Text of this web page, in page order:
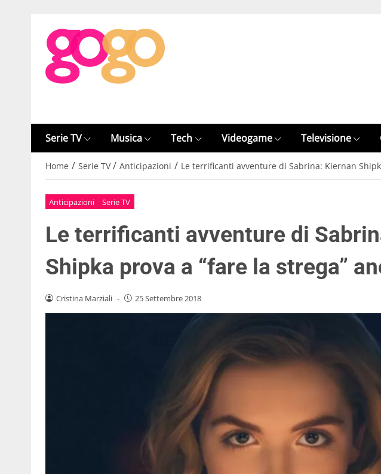
Serie TV Musica Tech Videogame Televisione
Home / Serie TV / Anticipazioni / Le terrificanti avventure di Sabrina: Kiernan
Anticipazioni Serie TV
Le terrificanti avventure di
Shipka prova a “fare la strega”
Cristina Marziali - 25 Settembre 2018